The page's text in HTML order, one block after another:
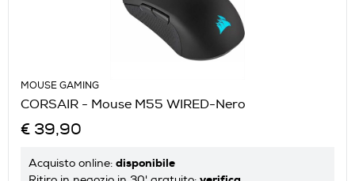
MOUSE GAMING
CORSAIR - Mouse M55 WIRED-Nero
€ 39,90
Acquisto online: disponibile